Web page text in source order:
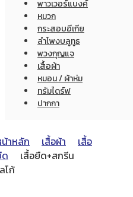
พาวเวอร์แบงค์
หมวก
กระสอบอีเกีย
ลำโพงบลูทูธ
พวงกุญแจ
เสื้อผ้า
หมอน / ผ้าห่ม
ทรัมไดร์ฟ
ปากกา
าหลัก เสื้อผ้า
เสื้อ
เสื้อยืด+สกรีน
โก้